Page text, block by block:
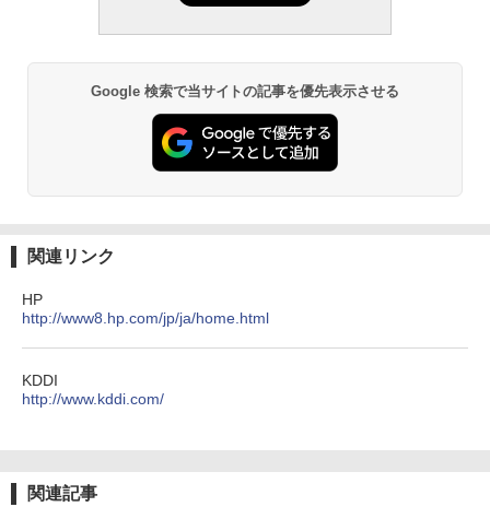
Google 検索で当サイトの記事を優先表示させる
関連リンク
HP
http://www8.hp.com/jp/ja/home.html
KDDI
http://www.kddi.com/
関連記事